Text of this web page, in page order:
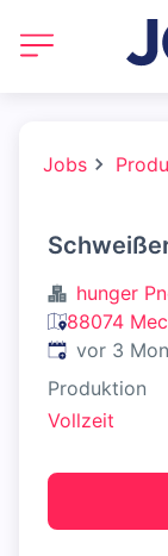
Jobs
hunger
88074
Veröffentlicht
vor 3
Produktion
Vollzeit